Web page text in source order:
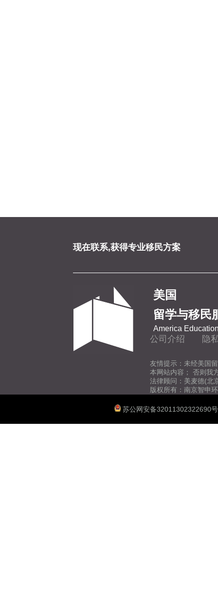
现在联系,获得专业移民方案
美国
留学与移民
America
公司介绍 隐
友情提示：未经美国
本网站内容； 否则我
法律顾问：美麦德(北
版权所有：南京智申
苏公网安备32011302322690号